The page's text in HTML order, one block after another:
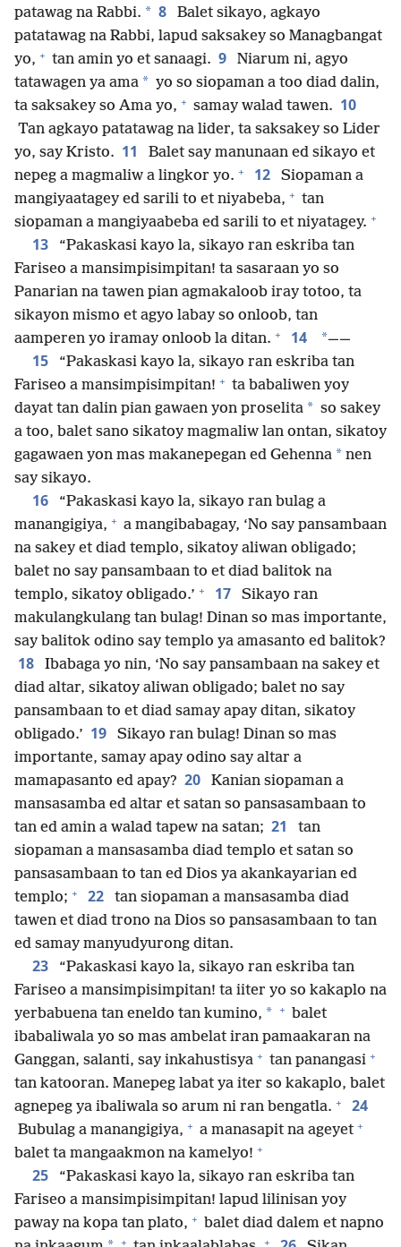
patawag na Rabbi. * 8
Balet sikayo, agkayo
patatawag na Rabbi, lapud saksakey so Managbangat
yo, + tan amin yo et sanaagi. 9
Niarum ni, agyo
tatawagen ya ama * yo so siopaman a too diad dalin,
ta saksakey so Ama yo, + samay walad tawen. 10
Tan agkayo patatawag na lider, ta saksakey so Lider
yo, say Kristo. 11
Balet say manunaan ed sikayo et
nepeg a magmaliw a lingkor yo. + 12
Siopaman a
mangiyaatagey ed sarili to et niyabeba, + tan
siopaman a mangiyaabeba ed sarili to et niyatagey. +
13
“Pakaskasi kayo la, sikayo ran eskriba tan
Fariseo a mansimpisimpitan! ta sasaraan yo so
Panarian na tawen pian agmakaloob iray totoo, ta
sikayon mismo et agyo labay so onloob, tan
aamperen yo iramay onloob la ditan. + 14 *——
15
“Pakaskasi kayo la, sikayo ran eskriba tan
Fariseo a mansimpisimpitan! + ta babaliwen yoy
dayat tan dalin pian gawaen yon proselita * so sakey
a too, balet sano sikatoy magmaliw lan ontan, sikatoy
gagawaen yon mas makanepegan ed Gehenna * nen
say sikayo.
16
“Pakaskasi kayo la, sikayo ran bulag a
manangigiya, + a mangibabagay, ‘No say pansambaan
na sakey et diad templo, sikatoy aliwan obligado;
balet no say pansambaan to et diad balitok na
templo, sikatoy obligado.’ + 17
Sikayo ran
makulangkulang tan bulag! Dinan so mas importante,
say balitok odino say templo ya amasanto ed balitok?
18
Ibabaga yo nin, ‘No say pansambaan na sakey et
diad altar, sikatoy aliwan obligado; balet no say
pansambaan to et diad samay apay ditan, sikatoy
obligado.’ 19
Sikayo ran bulag! Dinan so mas
importante, samay apay odino say altar a
mamapasanto ed apay? 20
Kanian siopaman a
mansasamba ed altar et satan so pansasambaan to
tan ed amin a walad tapew na satan; 21
tan
siopaman a mansasamba diad templo et satan so
pansasambaan to tan ed Dios ya akankayarian ed
templo; + 22
tan siopaman a mansasamba diad
tawen et diad trono na Dios so pansasambaan to tan
ed samay manyudyurong ditan.
23
“Pakaskasi kayo la, sikayo ran eskriba tan
Fariseo a mansimpisimpitan! ta iiter yo so kakaplo na
yerbabuena tan eneldo tan kumino, * + balet
ibabaliwala yo so mas ambelat iran pamaakaran na
Ganggan, salanti, say inkahustisya + tan panangasi +
tan katooran. Manepeg labat ya iter so kakaplo, balet
agnepeg ya ibaliwala so arum ni ran bengatla. + 24
Bubulag a manangigiya, + a manasapit na ageyet +
balet ta mangaakmon na kamelyo! +
25
“Pakaskasi kayo la, sikayo ran eskriba tan
Fariseo a mansimpisimpitan! lapud lilinisan yoy
paway na kopa tan plato, + balet diad dalem et napno
+ +